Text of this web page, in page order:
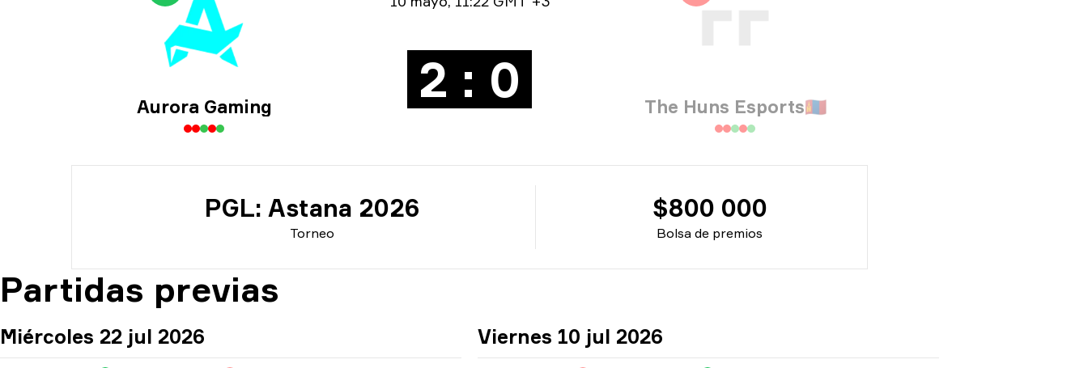
Aurora Gaming 2 : 0 The Huns Esports🇲🇳
Torneo
PGL: Astana 2026
Bolsa de premios
$800 000
Partidas previas
Miércoles 22 jul 2026 Viernes 10 jul 2026